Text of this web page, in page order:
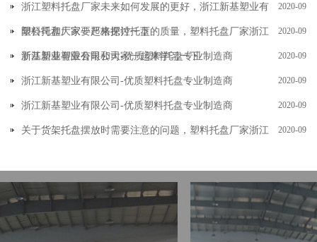
2020-09
浙江塑料托盘厂家未来如何发展的更好，浙江新基塑业有
限公司和大家一起来探讨一下 2020-09
塑料托盘厂家要严格把控托盘的质量，塑料托盘厂家浙江
新基塑业有限公司和大家一起来学习一下 2020-09
浙江新基塑业有限公司-优质塑料托盘专业制造商
2020-09
浙江新基塑业有限公司-优质塑料托盘专业制造商
2020-09
浙江新基塑业有限公司-优质塑料托盘专业制造商
2020-09
关于货架托盘摆放时需要注意的问题，塑料托盘厂家浙江